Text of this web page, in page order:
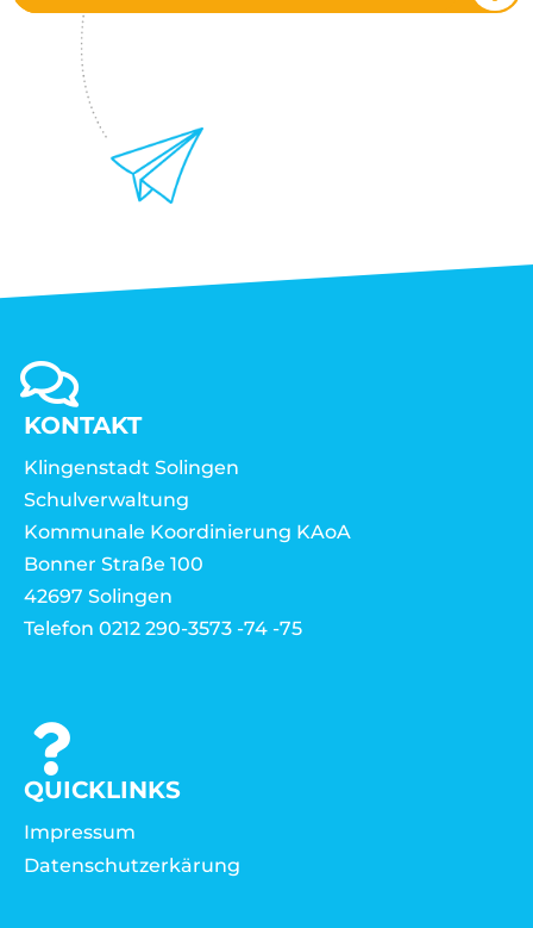
KONTAKT
Klingenstadt Solingen
Schulverwaltung
Kommunale Koordinierung KAoA
Bonner Straße 100
42697 Solingen
Telefon 0212 290-3573 -74 -75
QUICKLINKS
Impressum
Datenschutzerkärung